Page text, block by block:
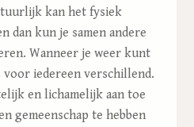
kan het fysiek
dan kun je samen andere
Wanneer je weer kunt
iedereen verschillend.
en lichamelijk aan toe
gemeenschap te hebben